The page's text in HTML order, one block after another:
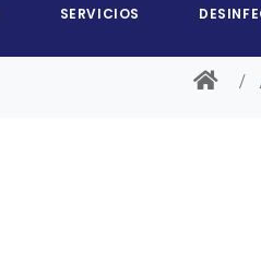
SERVICIOS